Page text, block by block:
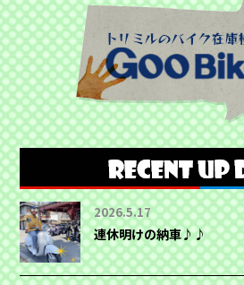
2026.5.17
連休明けの納車♪♪